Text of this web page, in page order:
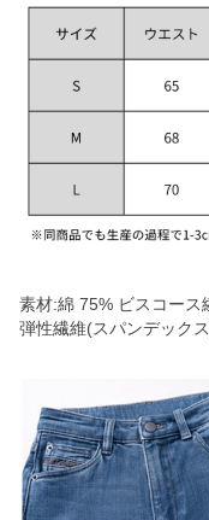
素材:綿 75% ビスコース
弾性繊維(スパンデック